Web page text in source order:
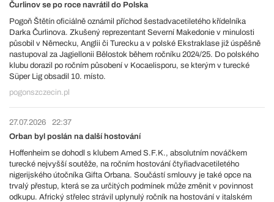
Čurlinov se po roce navrátil do Polska
Pogoň Štětín oficiálně oznámil příchod šestadvacetiletého křídelníka
Darka Čurlinova. Zkušený reprezentant Severní Makedonie v minulosti
působil v Německu, Anglii či Turecku a v polské Ekstraklase již úspěšně
nastupoval za Jagiellonii Bělostok během ročníku 2024/25. Do polského
klubu dorazil po ročním působení v Kocaelisporu, se kterým v turecké
Süper Lig obsadil 10. místo.
pogonszczecin.pl
27.07.2026
22:37
Orban byl poslán na další hostování
Hoffenheim se dohodl s klubem Amed S.F.K., absolutním nováčkem
turecké nejvyšší soutěže, na ročním hostování čtyřiadvacetiletého
nigerijského útočníka Gifta Orbana. Součástí smlouvy je také opce na
trvalý přestup, která se za určitých podmínek může změnit v povinnost
odkupu. Africký střelec strávil uplynulý ročník na hostování v italském